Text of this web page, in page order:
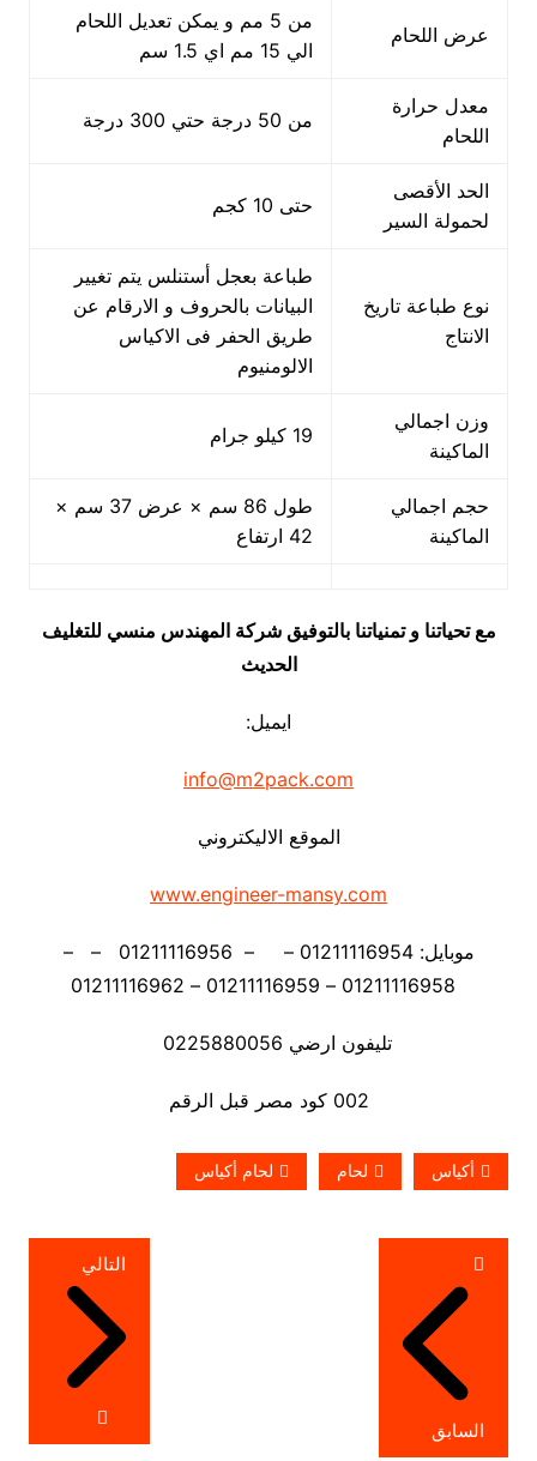
عرض اللحام
من 5 مم و يمكن تعديل اللحام
الي 15 مم اي 1.5 سم
معدل حرارة
اللحام
من 50 درجة حتي 300 درجة
الحد الأقصى
لحمولة السير
حتى 10 كجم
نوع طباعة تاريخ
الانتاج
طباعة بعجل أستنلس يتم تغيير
البيانات بالحروف و الارقام عن
طريق الحفر فى الاكياس
الالومنيوم
وزن اجمالي
الماكينة
19 كيلو جرام
حجم اجمالي
الماكينة
طول 86 سم × عرض 37 سم ×
42 ارتفاع
مع تحياتنا و تمنياتنا بالتوفيق شركة المهندس منسي للتغليف
الحديث
ايميل:
info@m2pack.com
الموقع الاليكتروني
www.engineer-mansy.com
موبايل: 01211116954 – – 01211116956 – –
تليفون ارضي 0225880056
002 كود مصر قبل الرقم
أكياس لحام لحام أكياس
تصفّح
المقالات
السابق
التالي